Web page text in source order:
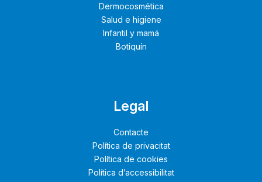
Dermocosmética
Salud e higiene
Infantil y mamá
Botiquín
Legal
Contacte
Política de privacitat
Política de cookies
Política d’accessibilitat